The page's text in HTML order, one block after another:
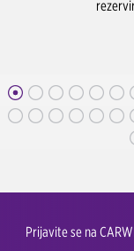
Prijavite se na